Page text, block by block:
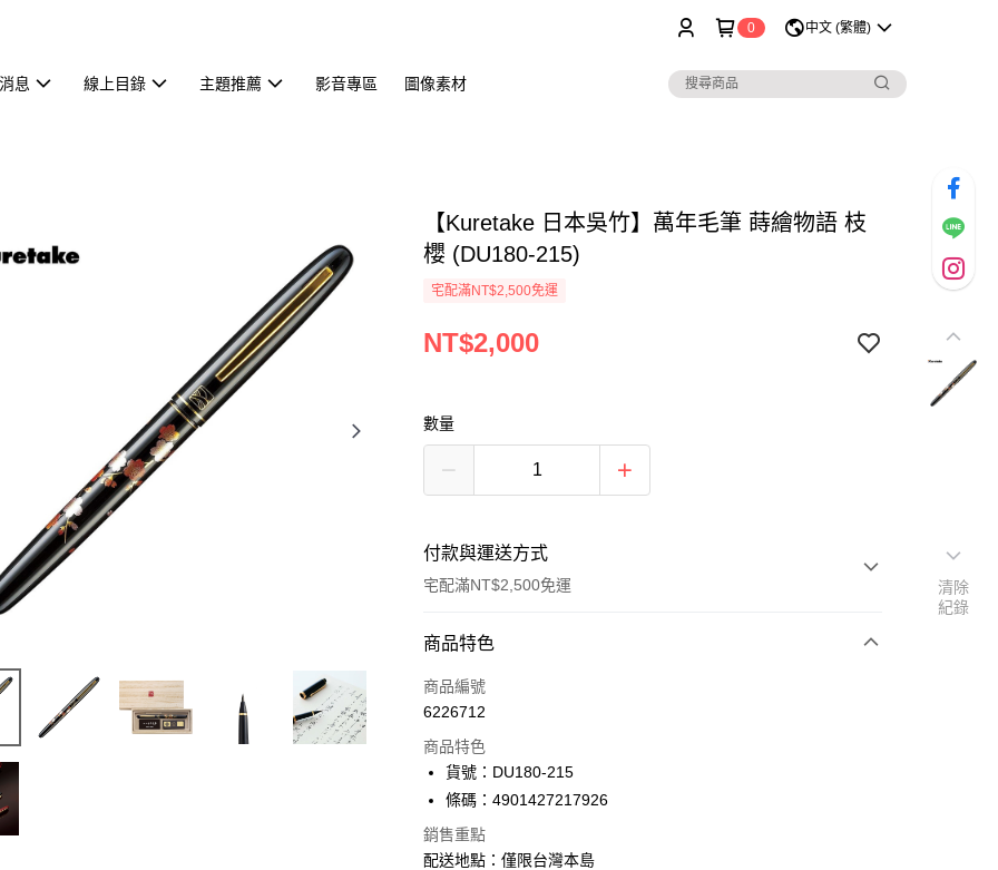
0 中文 (繁體)
息 線上目錄 主題推薦 影音專區 圖像素材
【Kuretake 日本吳竹】萬年毛筆 蒔繪物語 枝
櫻 (DU180-215)
宅配滿NT$2,500免運
NT$2,000
數量
付款與運送方式
宅配滿NT$2,500免運
付款方式
信用卡一次付款
街口支付
悠遊付
ATM付款
商品特色
商品編號
6226712
商品特色
貨號：DU180-215
條碼：4901427217926
銷售重點
配送地點：僅限台灣本島
清除
紀錄